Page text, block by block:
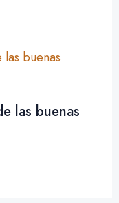
las buenas